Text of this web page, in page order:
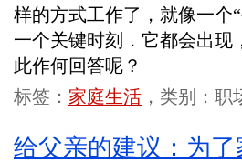
样的方式工作了，就像一个
一个关键时刻．它都会出
此作何回答呢？
标签： 家庭生活 ，类别：职
给父亲的建议：为